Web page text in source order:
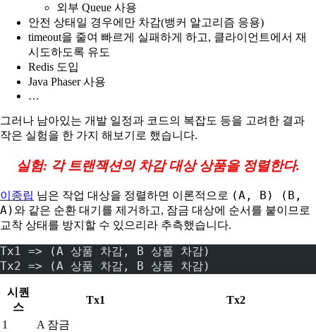
외부 Queue 사용
안전 상태일 경우에만 차감(뱅커 알고리즘 응용)
timeout을 줄여 빠르게 실패하게 하고, 클라이언트에서 재
시도하도록 유도
Redis 도입
Java Phaser 사용
…
그러나 남아있는 개발 일정과 코드의 복잡도 등을 고려한 결과
작은 실험을 한 가지 해보기로 했습니다.
실험: 각 트랜잭션의 차감 대상 상품을 정렬한다.
이종립 님은 작업 대상을 정렬하면 이론적으로 (A, B) (B,
A)와 같은 순환 대기를 제거하고, 잠금 대상에 순서를 붙이므로
교착 상태를 방지할 수 있으리라 추측했습니다.
Tx1 => (A 상품 차감, B 상품 차감)
Tx2 => (A 상품 차감, B 상품 차감)
시퀀
스
Tx1 Tx2
1 A 잠금